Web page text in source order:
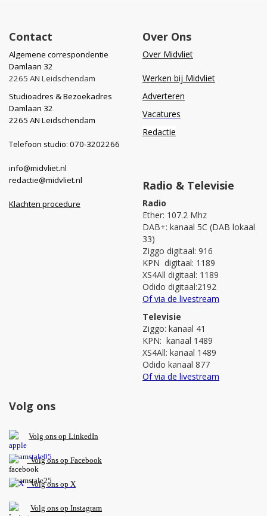
Contact
Algemene correspondentie
Damlaan 32
2265 AN Leidschendam
Studioadres & Bezoekadres
Damlaan 32
2265 AN Leidschendam
Telefoon studio: 070-3202266
info@midvliet.nl
redactie@midvliet.nl
Klachten procedure
Over Ons
Over Midvliet
Werken bij Midvliet
Adverteren
Vacatures
Redactie
Radio & Televisie
Radio
Ether: 107.2 Mhz
DAB+: kanaal 5C (DAB lokaal
33)
Ziggo digitaal: 916
KPN digitaal: 1189
XS4All digitaal: 1189
Odido digitaal:2192
Of via de livestream
Televisie
Ziggo: kanaal 41
KPN: kanaal 1489
XS4All: kanaal 1489
Odido kanaal 877
Of via de livestream
Volg ons
Volg ons op LinkedIn
Volg ons op Facebook
Volg ons op X
Volg ons op Instagram